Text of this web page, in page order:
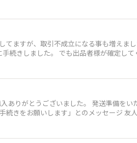
ますが、取引不成立になる事も増えま
続きしました。 でも出品者様が確定し
手に評価も入れられないので泣き寝入
れて不成立になる人です」と皆様にも評
にも同じ事書いたかな… 多分、出品くじ20回を引き
だろうか…
がとうございました。 発送準備をいたし
のメッセージ 友人は「それってありなの？なんでこ